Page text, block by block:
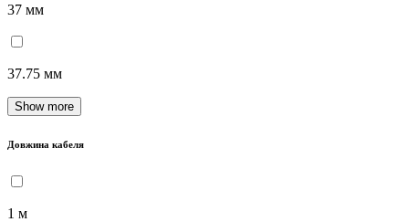
37 мм
37.75 мм
Show more
Довжина кабеля
1 м